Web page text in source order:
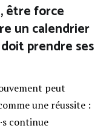
être force
un calendrier
prendre ses
peut
une réussite :
continue